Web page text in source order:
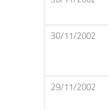
30/11/2002
29/11/2002